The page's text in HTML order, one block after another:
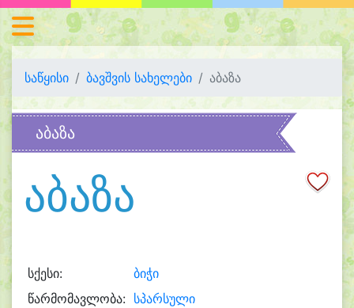
საწყისი ბავშვის სახელები აბაზა
აბაზა
აბაზა
სქესი:
ბიჭი
წარმომავლობა: სპარსული